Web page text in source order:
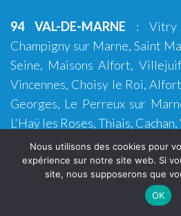
94 VAL-DE-MARNE :
Champigny sur Marne, Saint
Seine, Maisons Alfort,
Vincennes, Choisy le Roi,
Georges, Le Perreux sur
L'Haÿ les Roses, Thiais,
95 VAL-D'OISE:Argenteuil,
lès Gonesse,Franconville ,
Goussainville,
Nous utilisons des cookies pour
expérience sur notre site web. Si
site, nous supposerons que
OK